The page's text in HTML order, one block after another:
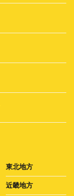
東北地方
近畿地方